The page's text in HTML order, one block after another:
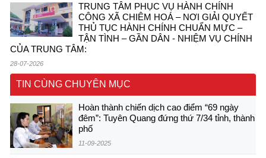
TRUNG TÂM PHỤC VỤ HÀNH CHÍNH
CÔNG XÃ CHIÊM HOÁ – NƠI GIẢI QUYẾT
THỦ TỤC HÀNH CHÍNH CHUẨN MỰC –
TẬN TÌNH – GẦN DÂN - NHIỆM VỤ CHÍNH
CỦA TRUNG TÂM:
28-07-2026
TIN CÙNG CHUYÊN MỤC
Hoàn thành chiến dịch cao điểm “69 ngày
đêm”: Tuyên Quang đứng thứ 7/34 tỉnh, thành
phố
11-09-2025